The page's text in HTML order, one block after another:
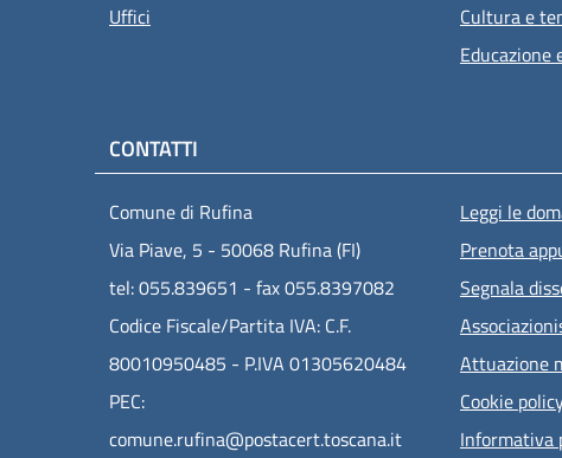
Uffici
Cultura e
Educazione
CONTATTI
Comune di Rufina
Via Piave, 5 - 50068 Rufina (FI)
tel: 055.839651 - fax 055.8397082
Codice Fiscale/Partita IVA: C.F.
80010950485 - P.IVA 01305620484
PEC:
comune.rufina@postacert.toscana.it
Leggi le
Prenota
Segnala
Attuazione
Cookie
Informativa